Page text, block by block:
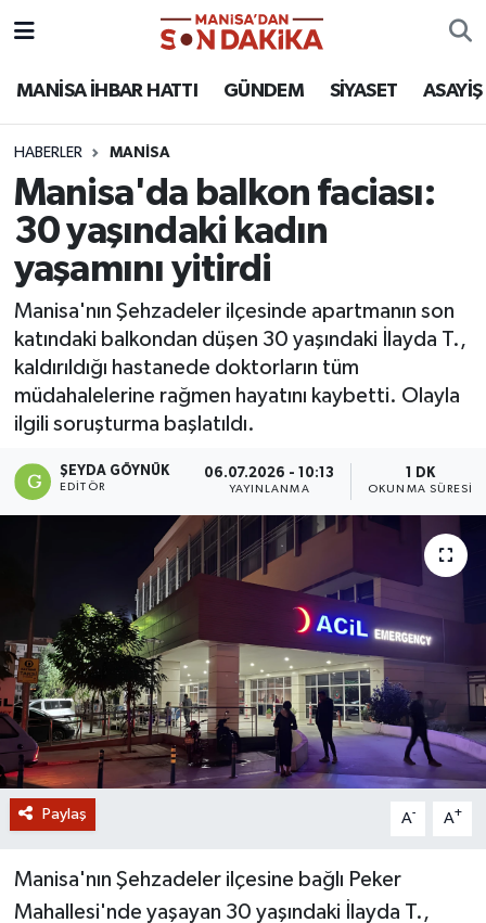
MANİSA İHBAR HATTI GÜNDEM SİYASET ASAYİŞ
HABERLER MANİSA
Manisa'da balkon faciası:
30 yaşındaki kadın
yaşamını yitirdi
Manisa'nın Şehzadeler ilçesinde apartmanın son
katındaki balkondan düşen 30 yaşındaki İlayda T.,
kaldırıldığı hastanede doktorların tüm
müdahalelerine rağmen hayatını kaybetti. Olayla
ilgili soruşturma başlatıldı.
ŞEYDA GÖYNÜK
EDITÖR
06.07.2026 - 10:13
YAYINLANMA
1 DK
OKUNMA SÜRESI
Paylaş A- A+
Manisa'nın Şehzadeler ilçesine bağlı Peker
Mahallesi'nde yaşayan 30 yaşındaki İlayda T.,
ASAYİŞ
KÜLTÜR-SANAT
MAGAZİN
MANİSA'DA TRAFİK
SİYASET
SPOR
YAŞAM
GİZLİLİK SÖZLEŞMESİ
Hava Durumu
Puan Durumu ve Fikstür
Tüm Manşetler
Son Dakika Haberleri
Haber Arşivi